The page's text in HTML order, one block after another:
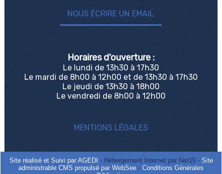
NOUS ÉCRIRE UN EMAIL
Horaires d'ouverture :
Le lundi de 13h30 à 17h30
Le mardi de 8h00 à 12h00 et de 13h30 à 17h30
Le jeudi de 13h30 à 18h00
Le vendredi de 8h00 à 12h00
MENTIONS LÉGALES
Site réalisé et Suivi par AGEDI - Hébergement Internet par Net15 - Site
administrable CMS propulsé par WebSee - Conditions Générales